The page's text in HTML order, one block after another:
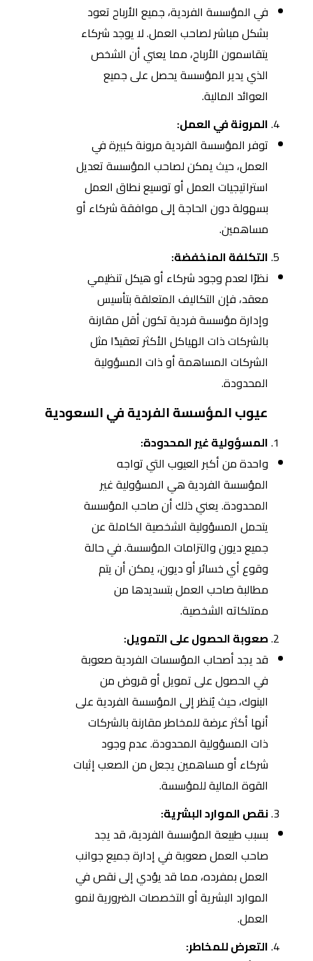
في المؤسسة الفردية، جميع الأرباح تعود
بشكل مباشر لصاحب العمل. لا يوجد شركاء
يتقاسمون الأرباح، مما يعني أن الشخص
الذي يدير المؤسسة يحصل على جميع
العوائد المالية.
المرونة في العمل:
توفر المؤسسة الفردية مرونة كبيرة في
العمل، حيث يمكن لصاحب المؤسسة تعديل
استراتيجيات العمل أو توسيع نطاق العمل
بسهولة دون الحاجة إلى موافقة شركاء أو
مساهمين.
التكلفة المنخفضة:
نظرًا لعدم وجود شركاء أو هيكل تنظيمي
معقد، فإن التكاليف المتعلقة بتأسيس
وإدارة مؤسسة فردية تكون أقل مقارنة
بالشركات ذات الهياكل الأكثر تعقيدًا مثل
الشركات المساهمة أو ذات المسؤولية
المحدودة.
عيوب المؤسسة الفردية في السعودية
المسؤولية غير المحدودة:
واحدة من أكبر العيوب التي تواجه
المؤسسة الفردية هي المسؤولية غير
المحدودة. يعني ذلك أن صاحب المؤسسة
يتحمل المسؤولية الشخصية الكاملة عن
جميع ديون والتزامات المؤسسة. في حالة
وقوع أي خسائر أو ديون، يمكن أن يتم
مطالبة صاحب العمل بتسديدها من
ممتلكاته الشخصية.
صعوبة الحصول على التمويل:
قد يجد أصحاب المؤسسات الفردية صعوبة
في الحصول على تمويل أو قروض من
البنوك، حيث يُنظر إلى المؤسسة الفردية على
أنها أكثر عرضة للمخاطر مقارنة بالشركات
ذات المسؤولية المحدودة. عدم وجود
شركاء أو مساهمين يجعل من الصعب إثبات
القوة المالية للمؤسسة.
نقص الموارد البشرية:
بسبب طبيعة المؤسسة الفردية، قد يجد
صاحب العمل صعوبة في إدارة جميع جوانب
العمل بمفرده، مما قد يؤدي إلى نقص في
الموارد البشرية أو التخصصات الضرورية لنمو
العمل.
التعرض للمخاطر: